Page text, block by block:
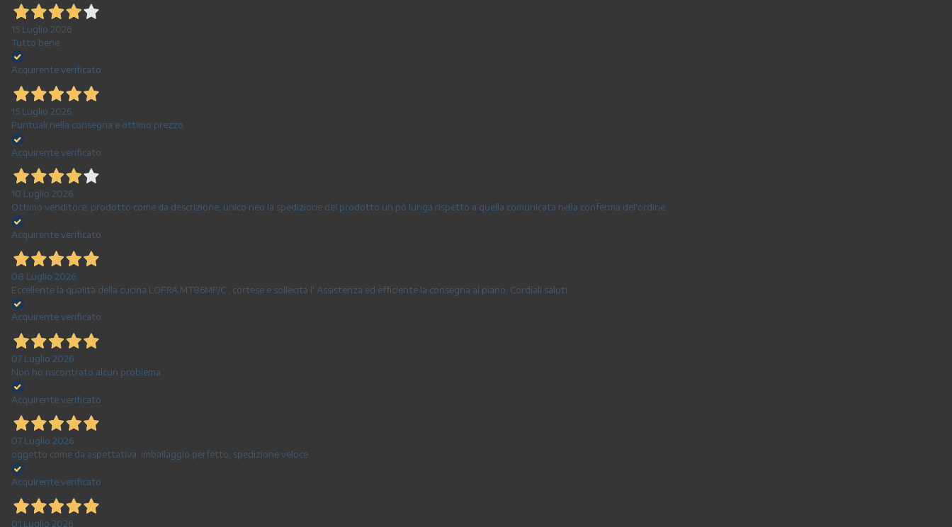
15 Luglio 2026
Tutto bene
Acquirente verificato
15 Luglio 2026
Puntuali nella consegna e ottimo prezzo
Acquirente verificato
10 Luglio 2026
Ottimo venditore, prodotto come da descrizione, unico neo la spedizione del prodotto un pò lunga rispetto a quella comunicata nella conferma del'ordine
Acquirente verificato
08 Luglio 2026
Eccellente la qualità della cucina LOFRA MT86MF/C , cortese e sollecita l' Assistenza ed efficiente la consegna al piano. Cordiali saluti.
Acquirente verificato
07 Luglio 2026
Non ho riscontrato alcun problema
Acquirente verificato
07 Luglio 2026
oggetto come da aspettativa, imballaggio perfetto, spedizione veloce
Acquirente verificato
01 Luglio 2026